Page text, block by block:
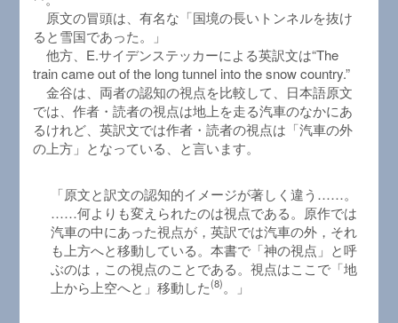
原文の冒頭は、有名な「国境の長いトンネルを抜け
ると雪国であった。」
他方、E.サイデンステッカーによる英訳文は“The
train came out of the long tunnel into the snow country.”
金谷は、両者の認知の視点を比較して、日本語原文
では、作者・読者の視点は地上を走る汽車のなかにあ
るけれど、英訳文では作者・読者の視点は「汽車の外
の上方」となっている、と言います。
「原文と訳文の認知的イメージが著しく違う……。
……何よりも変えられたのは視点である。原作では
汽車の中にあった視点が，英訳では汽車の外，それ
も上方へと移動している。本書で「神の視点」と呼
ぶのは，この視点のことである。視点はここで「地
上から上空へと」移動した(8)。」